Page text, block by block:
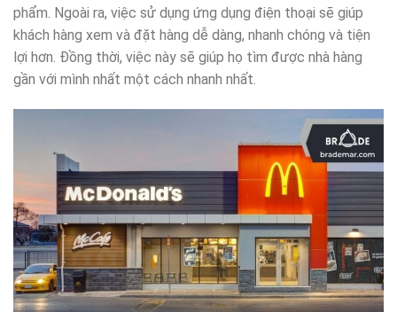
phẩm. Ngoài ra, việc sử dụng ứng dụng điện thoại sẽ giúp
khách hàng xem và đặt hàng dễ dàng, nhanh chóng và tiện
lợi hơn. Đồng thời, việc này sẽ giúp họ tìm được nhà hàng
gần với mình nhất một cách nhanh nhất.